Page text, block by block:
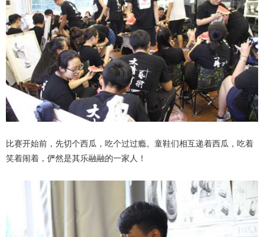
比赛开始前，先切个西瓜，吃个过过瘾。童鞋们相互递着西瓜，吃着
笑着闹着，俨然是其乐融融的一家人！